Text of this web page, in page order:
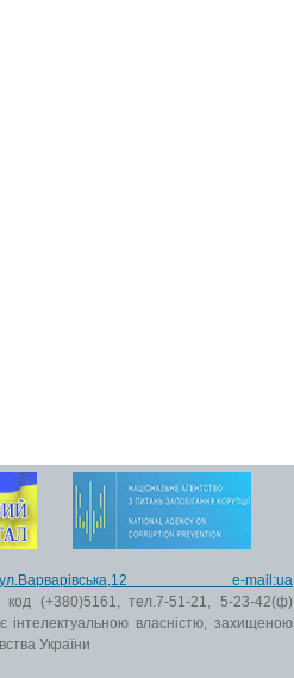
e-mail:ua
код (+380)5161, тел.7-51-21, 5-23-42(ф)
інтелектуальною власністю, захищеною
України